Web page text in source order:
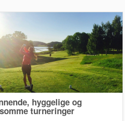
hyggelige og
turneringer